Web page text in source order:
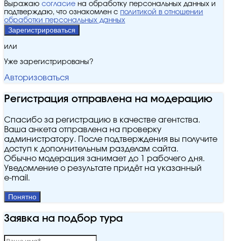
Выражаю согласие на обработку персональных данных и
подтверждаю, что ознакомлен с политикой в отношении
обработки персональных данных
Зарегистрироваться
или
Уже зарегистрированы?
Авторизоваться
Регистрация отправлена на модерацию
Спасибо за регистрацию в качестве агентства.
Ваша анкета отправлена на проверку
администратору. После подтверждения вы получите
доступ к дополнительным разделам сайта.
Обычно модерация занимает до 1 рабочего дня.
Уведомление о результате придёт на указанный
e‑mail.
Понятно
Заявка на подбор тура